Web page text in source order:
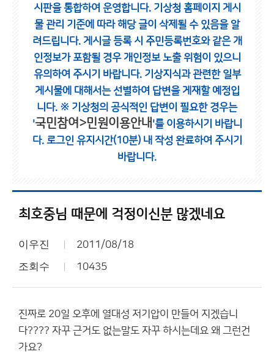
시판을 통합하여 운영합니다. 기상청 홈페이지 게시
물 관리 기준에 따라 해당 글이 삭제될 수 있음을 알
려드립니다. 게시글 등록 시 주민등록번호와 같은 개
인정보가 포함될 경우 개인정보 노출 위험이 있으니
유의하여 주시기 바랍니다. 기상지식과 관련한 일부
게시물에 대해서는 선별하여 답변을 게재할 예정입
니다. ※ 기상청의 공식적인 답변이 필요한 경우는
'국민참여>민원이용안내 '를 이용하시기 바랍니
다. 로그인 유지시간(10분) 내 작성 완료하여 주시기
바랍니다.
최호중님 때문에 걱정이신분 많겠네요
이우진 2011/08/18
조회수 10435
진짜로 20일 오후에 열대성 저기압이 만들어 지겠습니
다???? 자꾸 근거도 없는말도 자꾸 하시는데요 왜 그런건
가요?